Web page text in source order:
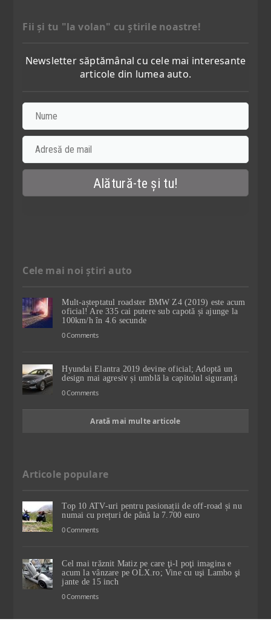
Fii şi tu "la volan" cu ştirile noastre!
Newsletter săptămânal cu cele mai interesante
articole din lumea auto.
Cele mai noi știri auto
Mult-așteptatul roadster BMW Z4 (2019) este acum
oficial! Are 335 cai putere sub capotă și ajunge la
100km/h în 4.6 secunde
0 Comments
Hyundai Elantra 2019 devine oficial; Adoptă un
design mai agresiv și umblă la capitolul siguranță
0 Comments
Arată mai multe articole
Articole populare
Top 10 ATV-uri pentru pasionații de off-road și nu
numai cu prețuri de până la 7.700 euro
0 Comments
Cel mai trăznit Matiz pe care ţi-l poţi imagina e
acum la vânzare pe OLX.ro; Vine cu uşi Lambo şi
jante de 15 inch
0 Comments